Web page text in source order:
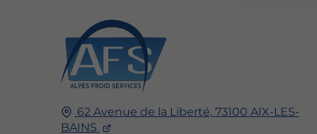
62 Avenue de la Liberté, 73100 AIX-LES-
BAINS